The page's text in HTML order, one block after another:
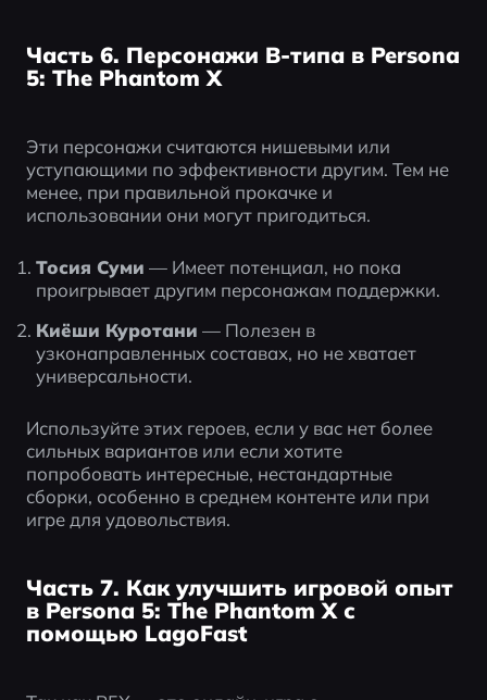
Часть 6. Персонажи B-типа в Persona
5: The Phantom X
Эти персонажи считаются нишевыми или
уступающими по эффективности другим. Тем не
менее, при правильной прокачке и
использовании они могут пригодиться.
Тосия Суми — Имеет потенциал, но пока
проигрывает другим персонажам поддержки.
Киёши Куротани — Полезен в
узконаправленных составах, но не хватает
универсальности.
Используйте этих героев, если у вас нет более
сильных вариантов или если хотите
попробовать интересные, нестандартные
сборки, особенно в среднем контенте или при
игре для удовольствия.
Часть 7. Как улучшить игровой опыт
в Persona 5: The Phantom X с
помощью LagoFast